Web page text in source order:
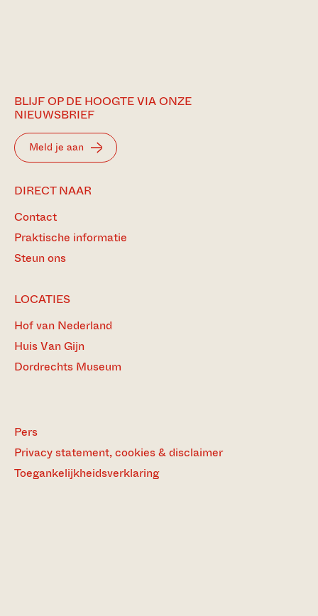
BLIJF OP DE HOOGTE VIA ONZE
NIEUWSBRIEF
Meld je aan
DIRECT NAAR
Contact
Praktische informatie
Steun ons
LOCATIES
Hof van Nederland
Huis Van Gijn
Dordrechts Museum
Pers
Privacy statement, cookies & disclaimer
Toegankelijkheidsverklaring